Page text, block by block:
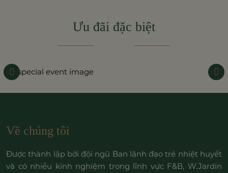
Ưu đãi đặc biệt
Về chúng tôi
Được thành lập bởi đội ngũ Ban lãnh đạo trẻ nhiệt huyết
và có nhiều kinh nghiệm trong lĩnh vực F&B, W.Jardin